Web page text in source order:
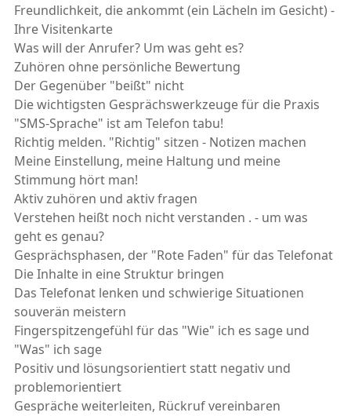
Freundlichkeit, die ankommt (ein Lächeln im Gesicht) -
Ihre Visitenkarte
Was will der Anrufer? Um was geht es?
Zuhören ohne persönliche Bewertung
Der Gegenüber "beißt" nicht
Die wichtigsten Gesprächswerkzeuge für die Praxis
"SMS-Sprache" ist am Telefon tabu!
Richtig melden. "Richtig" sitzen - Notizen machen
Meine Einstellung, meine Haltung und meine
Stimmung hört man!
Aktiv zuhören und aktiv fragen
Verstehen heißt noch nicht verstanden . - um was
geht es genau?
Gesprächsphasen, der "Rote Faden" für das Telefonat
Die Inhalte in eine Struktur bringen
Das Telefonat lenken und schwierige Situationen
souverän meistern
Fingerspitzengefühl für das "Wie" ich es sage und
"Was" ich sage
Positiv und lösungsorientiert statt negativ und
problemorientiert
Gespräche weiterleiten, Rückruf vereinbaren